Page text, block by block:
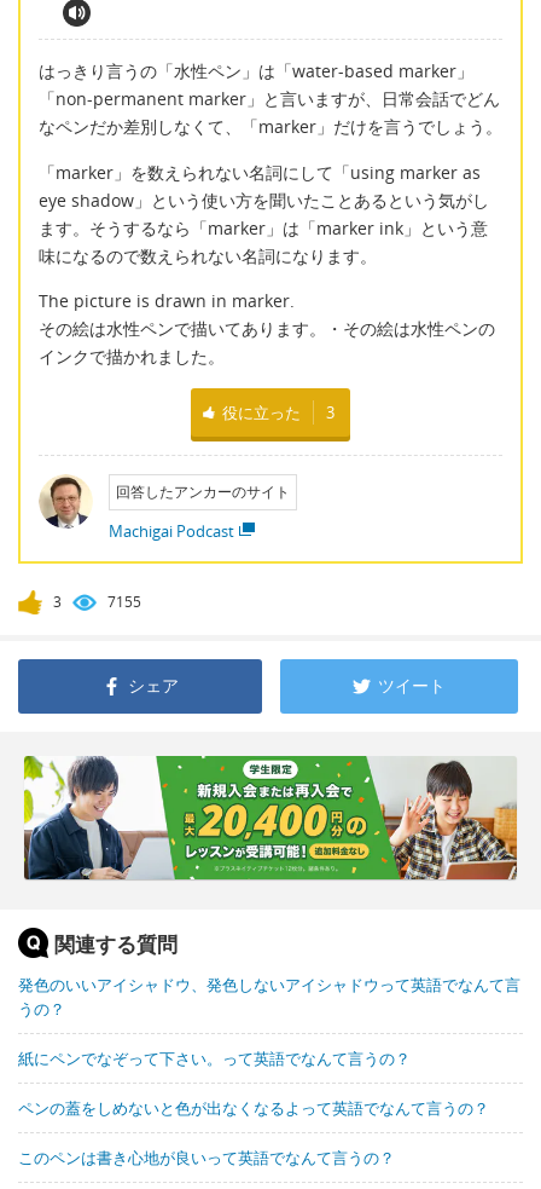
はっきり言うの「水性ペン」は「water-based marker」
「non-permanent marker」と言いますが、日常会話でどん
なペンだか差別しなくて、「marker」だけを言うでしょう。
「marker」を数えられない名詞にして「using marker as
eye shadow」という使い方を聞いたことあるという気がし
ます。そうするなら「marker」は「marker ink」という意
味になるので数えられない名詞になります。
The picture is drawn in marker.
その絵は水性ペンで描いてあります。・その絵は水性ペンの
インクで描かれました。
役に立った 3
回答したアンカーのサイト
Machigai Podcast
3 7155
シェア ツイート
関連する質問
発色のいいアイシャドウ、発色しないアイシャドウって英語でなんて言
うの？
紙にペンでなぞって下さい。って英語でなんて言うの？
ペンの蓋をしめないと色が出なくなるよって英語でなんて言うの？
このペンは書き心地が良いって英語でなんて言うの？